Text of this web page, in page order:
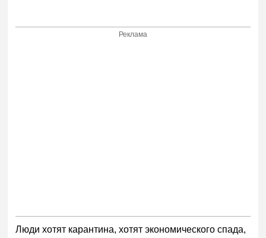
Реклама
Люди хотят карантина, хотят экономического спада,